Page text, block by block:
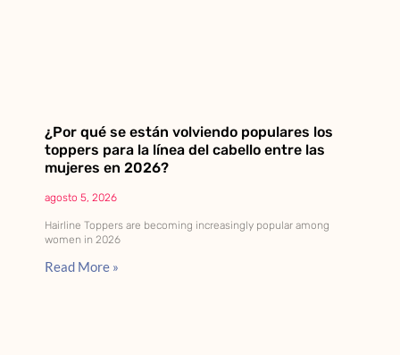
¿Por qué se están volviendo populares los
toppers para la línea del cabello entre las
mujeres en 2026?
agosto 5, 2026
Hairline Toppers are becoming increasingly popular among
women in 2026
Read More »